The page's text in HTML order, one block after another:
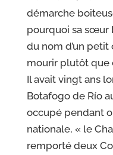
démarche
pourquoi sa sœur
du nom d’un petit
mourir plutôt que
Il avait vingt ans
Botafogo de Río
occupé pendant
nationale, « le
remporté deux